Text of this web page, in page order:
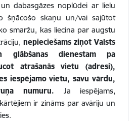
dabasgāzes noplūdei ar lielu
šņācošo skaņu un/vai sajūtot
smaržu, kas liecina par augstu
nepieciešams ziņot Valsts
glābšanas dienestam pa
atrašanās vietu (adresi),
iespējamo vietu, savu vārdu,
numuru. Ja iespējams,
ir zināms par avāriju un